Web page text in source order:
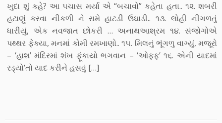
ખુદા શું કહે? આ પચાસ મર્યા એ “બચાવો” કહેતા હતા.. ૧૨. શબરી
હટાણું કરવા નીકળી ને રામે હાટડી ઉઘાડી.. ૧૩. લોહી નીંગળતું
ધારીયું, એક નવજાત છોકરી … અનાથઆશ્રમ ૧૪. સંજોગોએ
પથ્થર ફેંક્યા, મનમાં કોમી રમખાણો.. ૧૫. મિલનું ભૂંગળુ વાગ્યું, મજૂરો
– ‘હાશ’ મંદિરમાં શંખ ફૂંકાયો ભગવાન – ‘ઓફ્ફ’ ૧૬. એની યાદમાંં
રડ્યો’તો યાદ કરીને હસવું […]